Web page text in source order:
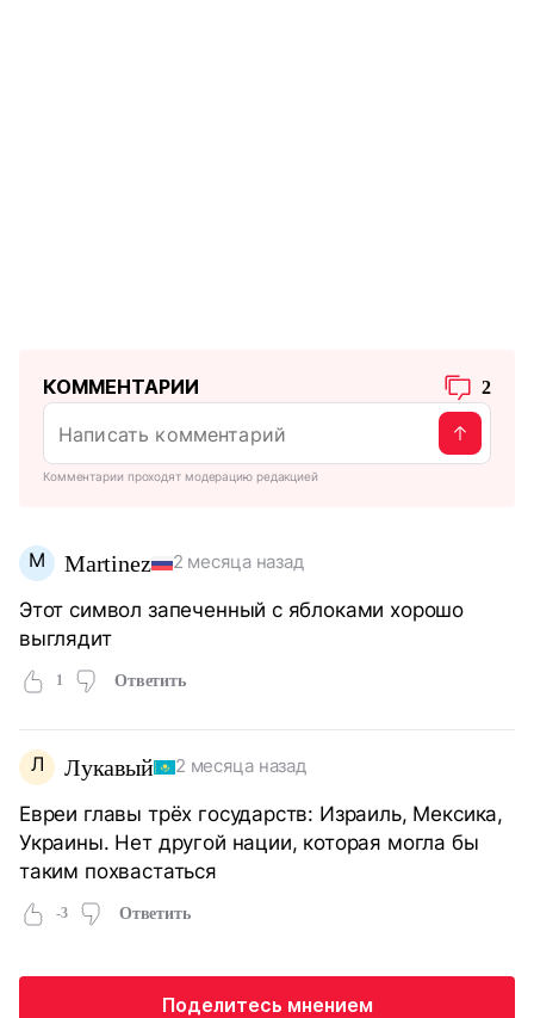
КОММЕНТАРИИ 2
Комментарии проходят модерацию редакцией
M Martinez 2 месяца назад
Этот символ запеченный с яблоками хорошо
выглядит
1 Ответить
Л Лукавый 2 месяца назад
Евреи главы трёх государств: Израиль, Мексика,
Украины. Нет другой нации, которая могла бы
таким похвастаться
-3 Ответить
Поделитесь мнением